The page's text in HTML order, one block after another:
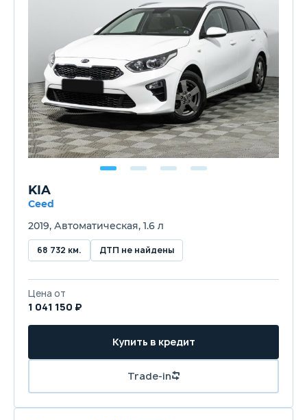
KIA
Ceed
2019, Автоматическая, 1.6 л
68 732 км. ДТП не найдены
Цена от
1 041 150 ₽
Купить в кредит
Trade-in